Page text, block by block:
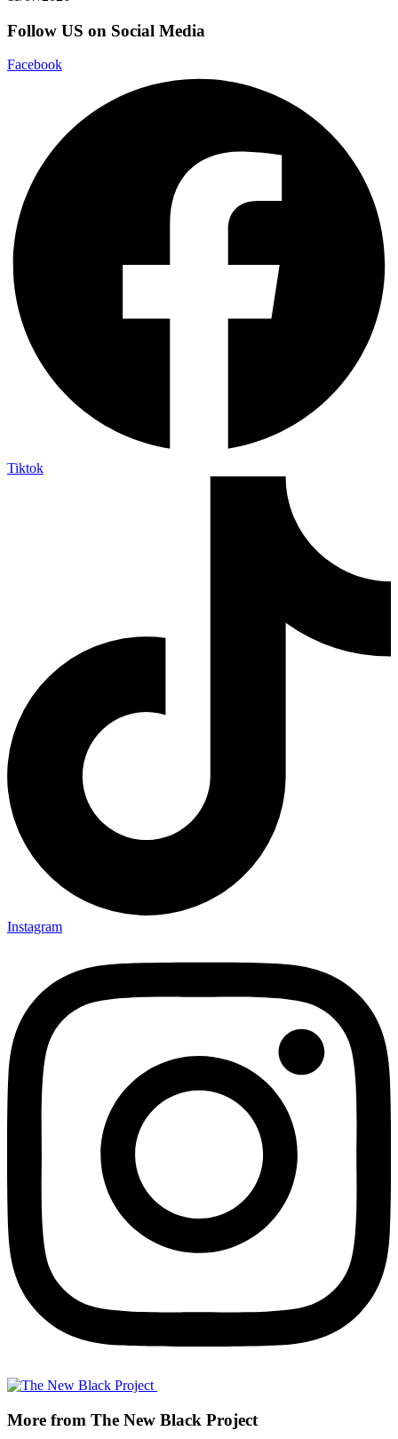
Follow US on Social Media
Facebook
Tiktok
Instagram
More from The New Black Project